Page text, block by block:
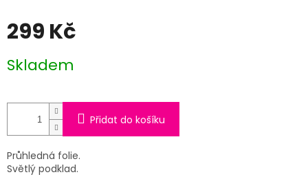
299 Kč
cena:
Skladem
Přidat do košíku
Průhledná folie.
Světlý podklad.